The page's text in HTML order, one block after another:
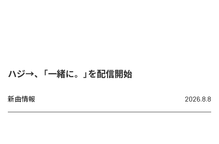
ハジ→、「一緒に。」を配信開始
新曲情報 2026.8.8